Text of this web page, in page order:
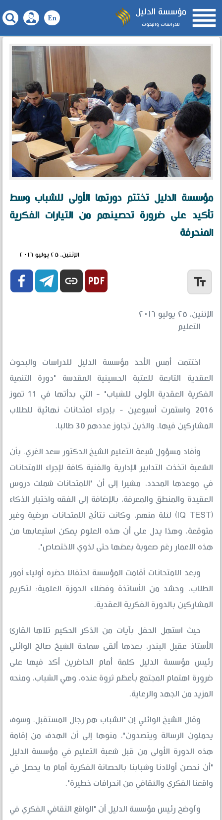
مؤسسة الدليل
للدراسات والبحوث 
مؤسسة الدليل تختتم دورتها الأولى للشباب وسط
تأكيد على ضرورة تحصينهم من التيارات الفكرية
المنحرفة
الإثنين، ٢٥ يوليو ٢٠١٦
  link text_fields
الإثنين، ٢٥ يوليو ٢٠١٦
التعليم
اختتمت أمس الأحد مؤسسة الدليل للدراسات والبحوث
العقدية التابعة للعتبة الحسينية المقدسة "دورة التنمية
الفكرية العقدية الأولى للشباب" - التي بدأتها في 11 تموز
2016 واستمرت أسبوعين - بإجراء امتحانات نهائية للطلاب
المشاركين فيها، والذين تجاوز عددهم 30 طالبا.
وأفاد مسؤول شبعة التعليم الشيخ الدكتور سعد الغري، بأن
الشعبة اتخذت التدابير الإدارية والفنية كافة لإجراء الامتحانات
في موعدها المحدد، مشيرا إلى أن "الامتحانات شملت دروس
العقيدة والمنطق والمعرفة، بالإضافة إلى الفقه واختبار الذكاء
(IQ TEST) لثلة منهم، وكانت نتائج الامتحانات مرضية وغير
متوقعة، وهذا يدل على أن هذه العلوم يمكن استيعابها من
هذه الاعمار رغم صعوبة بعضها حتى لذوي الاختصاص".
وبعد الامتحانات أقامت المؤسسة احتفالا حضره أولياء أمور
الطلاب، وحشد من الأساتذة وفضلاء الحوزة العلمية؛ لتكريم
المشاركين بالدورة الفكرية العقدية.
حيث استهل الحفل بآيات من الذكر الحكيم تلاها القارئ
الأستاذ عقيل البندر، بعدها ألقى سماحة الشيخ صالح الوائلي
رئيس مؤسسة الدليل كلمة أمام الحاضرين أكد فيها على
ضرورة اهتمام المجتمع بأعظم ثروة عنده، وهي الشباب، ومنحه
المزيد من الجهد والرعاية.
وقال الشيخ الوائلي إن "الشباب هم رجال المستقبل، وسوف
يحملون الرسالة ويتصدون"، منوها إلى أن الهدف من إقامة
هذه الدورة الأولى من قبل شعبة التعليم في مؤسسة الدليل
"أن نحصن أولادنا وشبابنا بالحصانة الفكرية أمام ما يحصل في
واقعنا الفكري والثقافي من انحرافات خطيرة".
وآوضح رئيس مؤسسة الدليل أن "الواقع الثقافي الفكري في